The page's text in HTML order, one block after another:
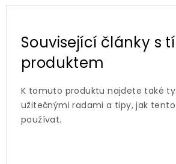
Související články s
produktem
K tomuto produktu najdete také
užitečnými radami a tipy, jak
používat.